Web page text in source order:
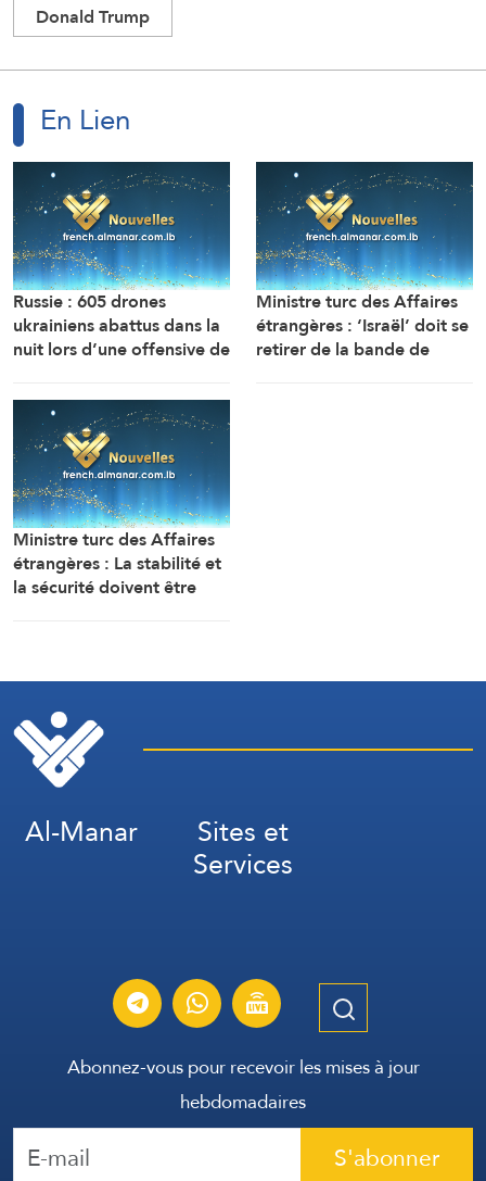
Donald Trump
En Lien
Russie : 605 drones
ukrainiens abattus dans la
nuit lors d’une offensive de
de Moscou
Ministre turc des Affaires
étrangères : ‘Israël’ doit se
retirer de la bande de
Ministre turc des Affaires
étrangères : La stabilité et
la sécurité doivent être
mort et le déplacement de
milliers de personnes
Al-Manar Sites et
Services
Abonnez-vous pour recevoir les mises à jour
hebdomadaires
S'abonner